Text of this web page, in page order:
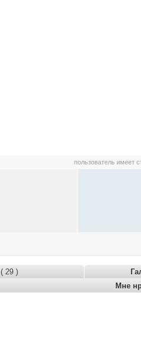
пользователь имеет
( 29 )
Мне